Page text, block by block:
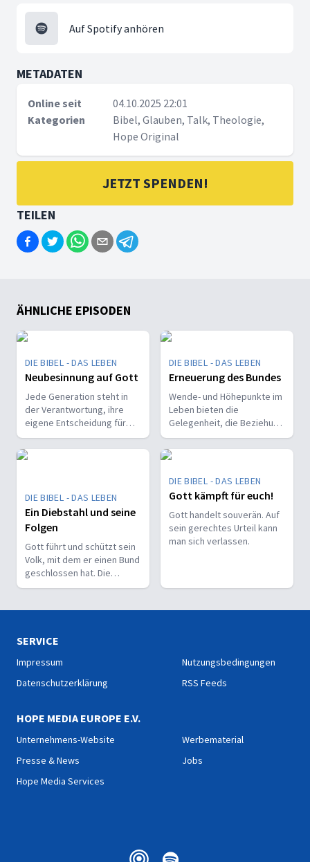
Auf Spotify anhören
METADATEN
Online seit
04.10.2025 22:01
Kategorien
Bibel, Glauben, Talk, Theologie,
Hope Original
JETZT SPENDEN!
TEILEN
ÄHNLICHE EPISODEN
DIE BIBEL - DAS LEBEN
Neubesinnung auf Gott
Jede Generation steht in
der Verantwortung, ihre
eigene Entscheidung für
oder gegen ein Leben mit
Gott zu treffen.
DIE BIBEL - DAS LEBEN
Erneuerung des Bundes
Wende- und Höhepunkte im
Leben bieten die
Gelegenheit, die Beziehung
zu Gott zu überdenken und
zu vertiefen.
DIE BIBEL - DAS LEBEN
Ein Diebstahl und seine
Folgen
Gott führt und schützt sein
Volk, mit dem er einen Bund
geschlossen hat. Die
Missachtung des
gefährdet ihre Sicherheit.
DIE BIBEL - DAS LEBEN
Gott kämpft für euch!
Gott handelt souverän. Auf
sein gerechtes Urteil kann
man sich verlassen.
SERVICE
Impressum
Datenschutzerklärung
Nutzungsbedingungen
RSS Feeds
HOPE MEDIA EUROPE E.V.
Unternehmens-Website
Presse & News
Hope Media Services
Werbematerial
Jobs